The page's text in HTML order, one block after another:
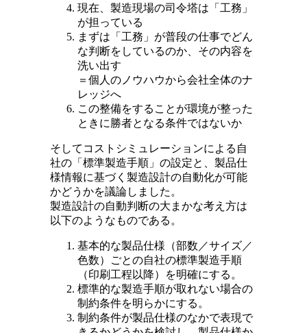
現在、製造現場の司令塔は「工務」
が担っている
まずは「工務」が普段の仕事でどん
な判断をしているのか、その内容を
洗い出す
＝個人のノウハウから会社全体のナ
レッジへ
この整備をすることが環境が整った
ときに勝者となる条件ではないか
そしてコストシミュレーションによる自
社の「標準製造手順」の設定と、製品仕
様情報に基づく製造設計の自動化が可能
かどうかを議論しました。
製造設計の自動判断の大まかな考え方は
以下のようなものである。
基本的な製品仕様（部数／サイズ／
色数）ごとの自社の標準製造手順
（印刷工程以降）を明確にする。
標準的な製造手順が取れない場合の
制約条件を明らかにする。
制約条件が製品仕様のなかで表現で